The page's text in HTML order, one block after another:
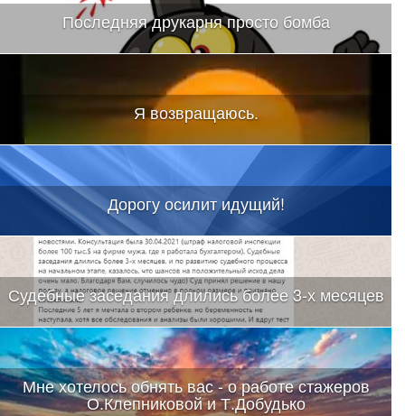
Последняя друкарня просто бомба
Я возвращаюсь.
Дорогу осилит идущий!
Судебные заседания длились более 3-х месяцев
Мне хотелось обнять вас - о работе стажеров
О.Клепниковой и Т.Добудько